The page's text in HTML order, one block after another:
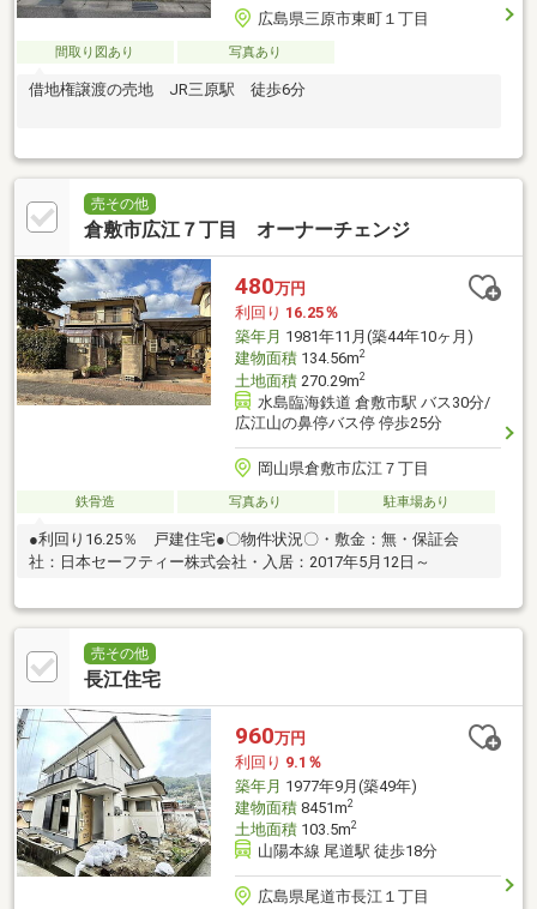
広島県三原市東町１丁目
間取り図あり 写真あり
借地権譲渡の売地 JR三原駅 徒歩6分
売その他
倉敷市広江７丁目 オーナーチェンジ
480万円
利回り 16.25％
築年月 1981年11月(築44年10ヶ月)
建物面積134.56m2
土地面積270.29m2
水島臨海鉄道 倉敷市駅 バス30分/
広江山の鼻停バス停 停歩25分
岡山県倉敷市広江７丁目
鉄骨造 写真あり 駐車場あり
●利回り16.25％ 戸建住宅●〇物件状況〇・敷金：無・保証会
社：日本セーフティー株式会社・入居：2017年5月12日～
売その他
長江住宅
960万円
利回り 9.1％
築年月 1977年9月(築49年)
建物面積8451m2
土地面積103.5m2
山陽本線 尾道駅 徒歩18分
広島県尾道市長江１丁目